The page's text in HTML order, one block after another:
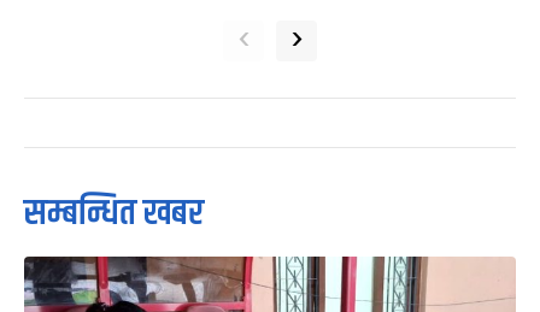
‹ ›
सम्बन्धित खबर